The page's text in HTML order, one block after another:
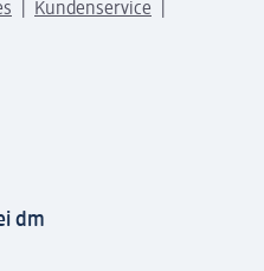
Kundenservice
dm